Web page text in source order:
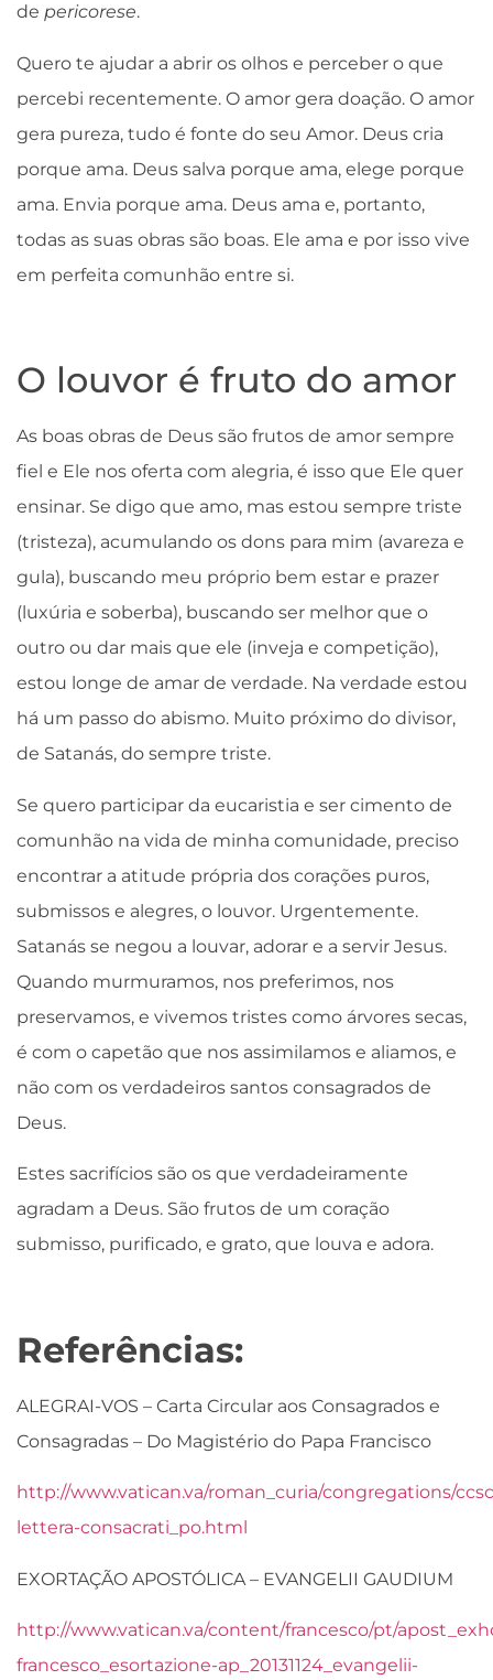
de pericorese.
Quero te ajudar a abrir os olhos e perceber o que
percebi recentemente. O amor gera doação. O amor
gera pureza, tudo é fonte do seu Amor. Deus cria
porque ama. Deus salva porque ama, elege porque
ama. Envia porque ama. Deus ama e, portanto,
todas as suas obras são boas. Ele ama e por isso vive
em perfeita comunhão entre si.
O louvor é fruto do amor
As boas obras de Deus são frutos de amor sempre
fiel e Ele nos oferta com alegria, é isso que Ele quer
ensinar. Se digo que amo, mas estou sempre triste
(tristeza), acumulando os dons para mim (avareza e
gula), buscando meu próprio bem estar e prazer
(luxúria e soberba), buscando ser melhor que o
outro ou dar mais que ele (inveja e competição),
estou longe de amar de verdade. Na verdade estou
há um passo do abismo. Muito próximo do divisor,
de Satanás, do sempre triste.
Se quero participar da eucaristia e ser cimento de
comunhão na vida de minha comunidade, preciso
encontrar a atitude própria dos corações puros,
submissos e alegres, o louvor. Urgentemente.
Satanás se negou a louvar, adorar e a servir Jesus.
Quando murmuramos, nos preferimos, nos
preservamos, e vivemos tristes como árvores secas,
é com o capetão que nos assimilamos e aliamos, e
não com os verdadeiros santos consagrados de
Deus.
Estes sacrifícios são os que verdadeiramente
agradam a Deus. São frutos de um coração
submisso, purificado, e grato, que louva e adora.
Referências:
ALEGRAI-VOS – Carta Circular aos Consagrados e
Consagradas – Do Magistério do Papa Francisco
http://www.vatican.va/roman_curia/congregations/
lettera-consacrati_po.html
EXORTAÇÃO APOSTÓLICA – EVANGELII GAUDIUM
http://www.vatican.va/content/francesco/pt/
francesco_esortazione-ap_20131124_evangelii-